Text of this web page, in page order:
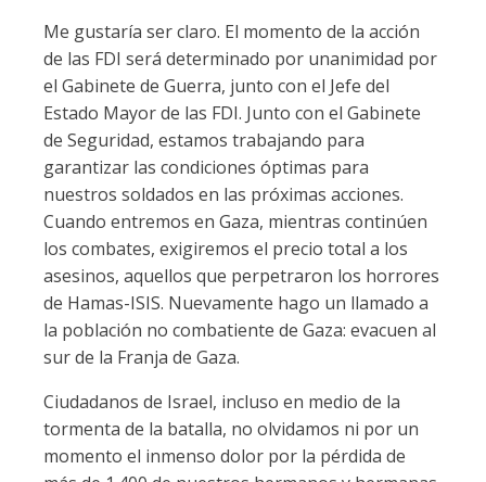
Me gustaría ser claro. El momento de la acción
de las FDI será determinado por unanimidad por
el Gabinete de Guerra, junto con el Jefe del
Estado Mayor de las FDI. Junto con el Gabinete
de Seguridad, estamos trabajando para
garantizar las condiciones óptimas para
nuestros soldados en las próximas acciones.
Cuando entremos en Gaza, mientras continúen
los combates, exigiremos el precio total a los
asesinos, aquellos que perpetraron los horrores
de Hamas-ISIS. Nuevamente hago un llamado a
la población no combatiente de Gaza: evacuen al
sur de la Franja de Gaza.
Ciudadanos de Israel, incluso en medio de la
tormenta de la batalla, no olvidamos ni por un
momento el inmenso dolor por la pérdida de